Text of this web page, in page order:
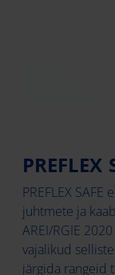
PREFLEX
PREFLEX
juhtmete ja
AREI/RGIE
vajalikud
järgida rangeid